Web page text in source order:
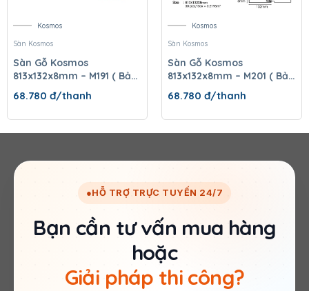
Kosmos
Sàn Kosmos
Sàn Gỗ Kosmos
813x132x8mm – M191 ( Bản
68.780 đ/thanh
Kosmos
Sàn Kosmos
Sàn Gỗ Kosmos
813x132x8mm – M201 ( Bản
68.780 đ/thanh
●HỖ TRỢ TRỰC TUYẾN 24/7
Bạn cần tư vấn mua hàng
hoặc
Giải pháp thi công?